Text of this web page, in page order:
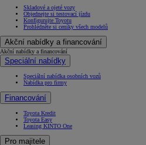
Skladové a ojeté vozy
Objednejte si testovací jízdu
Konfigurujte Toyotu
Prohlédněte si ceníky všech modelů
Akční nabídky a financování
Akční nabídky a financování
Speciální nabídky
Speciální nabídka osobních vozů
Nabídka pro firmy
Financování
Toyota Kredit
Toyota Easy
Leasing KINTO One
Pro majitele